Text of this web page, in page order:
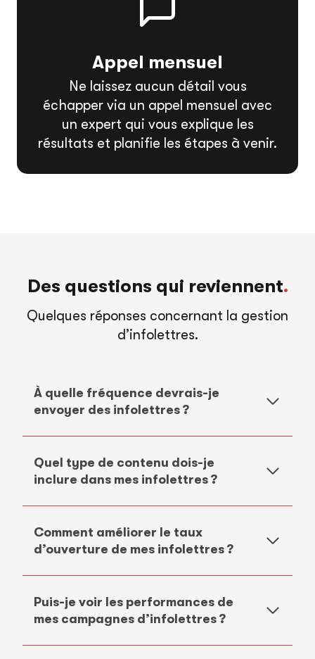
Appel mensuel
Ne laissez aucun détail vous
échapper via un appel mensuel avec
un expert qui vous explique les
résultats et planifie les étapes à venir.
Des questions qui reviennent.
Quelques réponses concernant la gestion
d’infolettres.
À quelle fréquence devrais-je
envoyer des infolettres ?
Quel type de contenu dois-je
inclure dans mes infolettres ?
Comment améliorer le taux
d’ouverture de mes infolettres ?
Puis-je voir les performances de
mes campagnes d’infolettres ?